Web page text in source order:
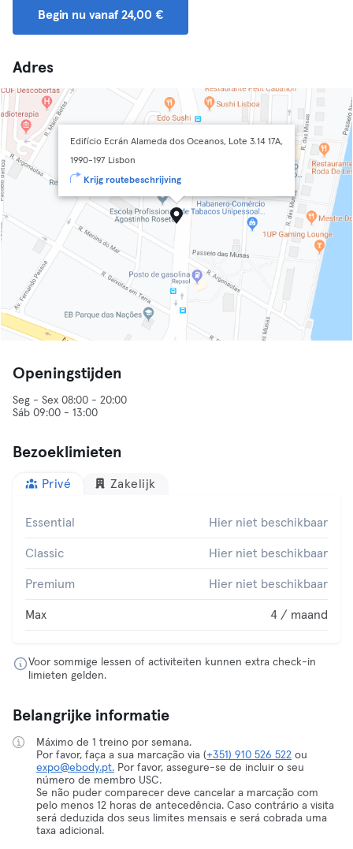
Begin nu vanaf 24,00 €
Adres
Edifício Ecrán Alameda dos Oceanos, Lote 3.14 17A,
1990-197 Lisbon
Krijg routebeschrijving
Openingstijden
Seg - Sex 08:00 - 20:00
Sáb 09:00 - 13:00
Bezoeklimieten
Privé Zakelijk
Essential Hier niet beschikbaar
Classic Hier niet beschikbaar
Premium Hier niet beschikbaar
Max 4 / maand
Voor sommige lessen of activiteiten kunnen extra check-in
limieten gelden.
Belangrijke informatie
Máximo de 1 treino por semana.
Por favor, faça a sua marcação via (+351) 910 526 522 ou
expo@ebody.pt. Por favor, assegure-se de incluir o seu
número de membro USC.
Se não puder comparecer deve cancelar a marcação com
pelo menos 12 horas de antecedência. Caso contrário a visita
será deduzida dos seus limites mensais e será cobrada uma
taxa adicional.